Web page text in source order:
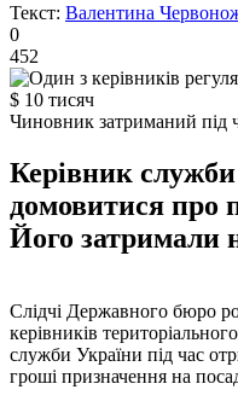
Текст: Валентина
0
452
Чиновник затриманий під
Керівник
домовитися про
Його затримали
Слідчі Державного бюро
керівників
служби України під час
гроші призначення на